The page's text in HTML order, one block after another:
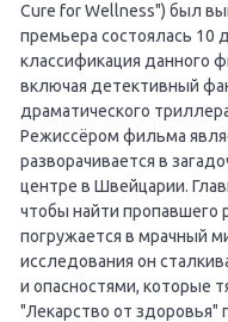
Cure for Wellness") был
премьера состоялась 10
классификация данного
включая детективный
драматического
Режиссёром фильма
разворачивается в
центре в Швейцарии.
чтобы найти пропавшего
погружается в мрачный
исследования он
и опасностями, которые
"Лекарство от